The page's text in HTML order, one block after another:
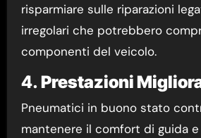
risparmiare sulle riparazioni
irregolari che potrebbero
componenti del veicolo.
4. Prestazioni
Pneumatici in buono stato
mantenere il comfort di guida e